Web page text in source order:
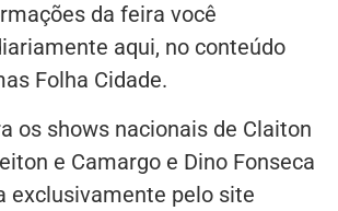
da feira você
aqui, no conteúdo
Folha Cidade.
os shows nacionais de Claiton
e Camargo e Dino Fonseca
exclusivamente pelo site